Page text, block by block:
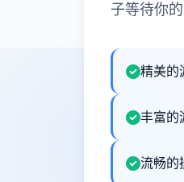
子等待你
精美的
丰富的
流畅的